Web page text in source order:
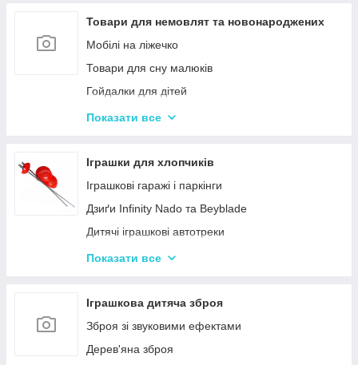
Магнітна риболовля для дітей
Стрибуни для дітей
Книги для дітей початкових класів
Книги для підлітків
Енциклопедії для дітей
Товари для немовлят та новонароджених
Мобілі на ліжечко
Товари для сну малюків
Гойдалки для дітей
Дитячі горщики
Розвиваючі килимки для немовлят
Нічні світильники для немовлят
Дитячий посуд
Дитяча гігієна та догляд
Дитяча безпека
Показати все
Іграшки для хлопчиків
Іграшкові гаражі і паркінги
Дзиґи Infinity Nado та Beyblade
Дитячі іграшкові автотреки
Іграшкова залізниця та потяги
Дитячий іграшковий інструмент
Іграшкові роботи-трансформери
Ігрові рольові набори для хлопчиків
Показати все
Іграшкова дитяча зброя
Зброя зі звуковими ефектами
Дерев'яна зброя